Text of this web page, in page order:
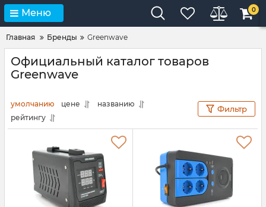
Меню 0
Главная Бренды Greenwave
Официальный каталог товаров
Greenwave
умолчанию цене
названию
рейтингу
Фильтр